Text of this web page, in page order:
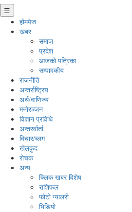
☰
होमपेज
खबर
समाज
प्रदेश
आजको पत्रिका
सम्पादकीय
राजनीति
अन्तर्राष्ट्रिय
अर्थ/वाणिज्य
मनाेरञ्जन
विज्ञान प्रविधि
अन्तरर्वार्ता
विचार/ब्लग
खेलकुद
रोचक
अन्य
क्लिक खबर विशेष
राशिफल
फोटो ग्यालरी
भिडियो